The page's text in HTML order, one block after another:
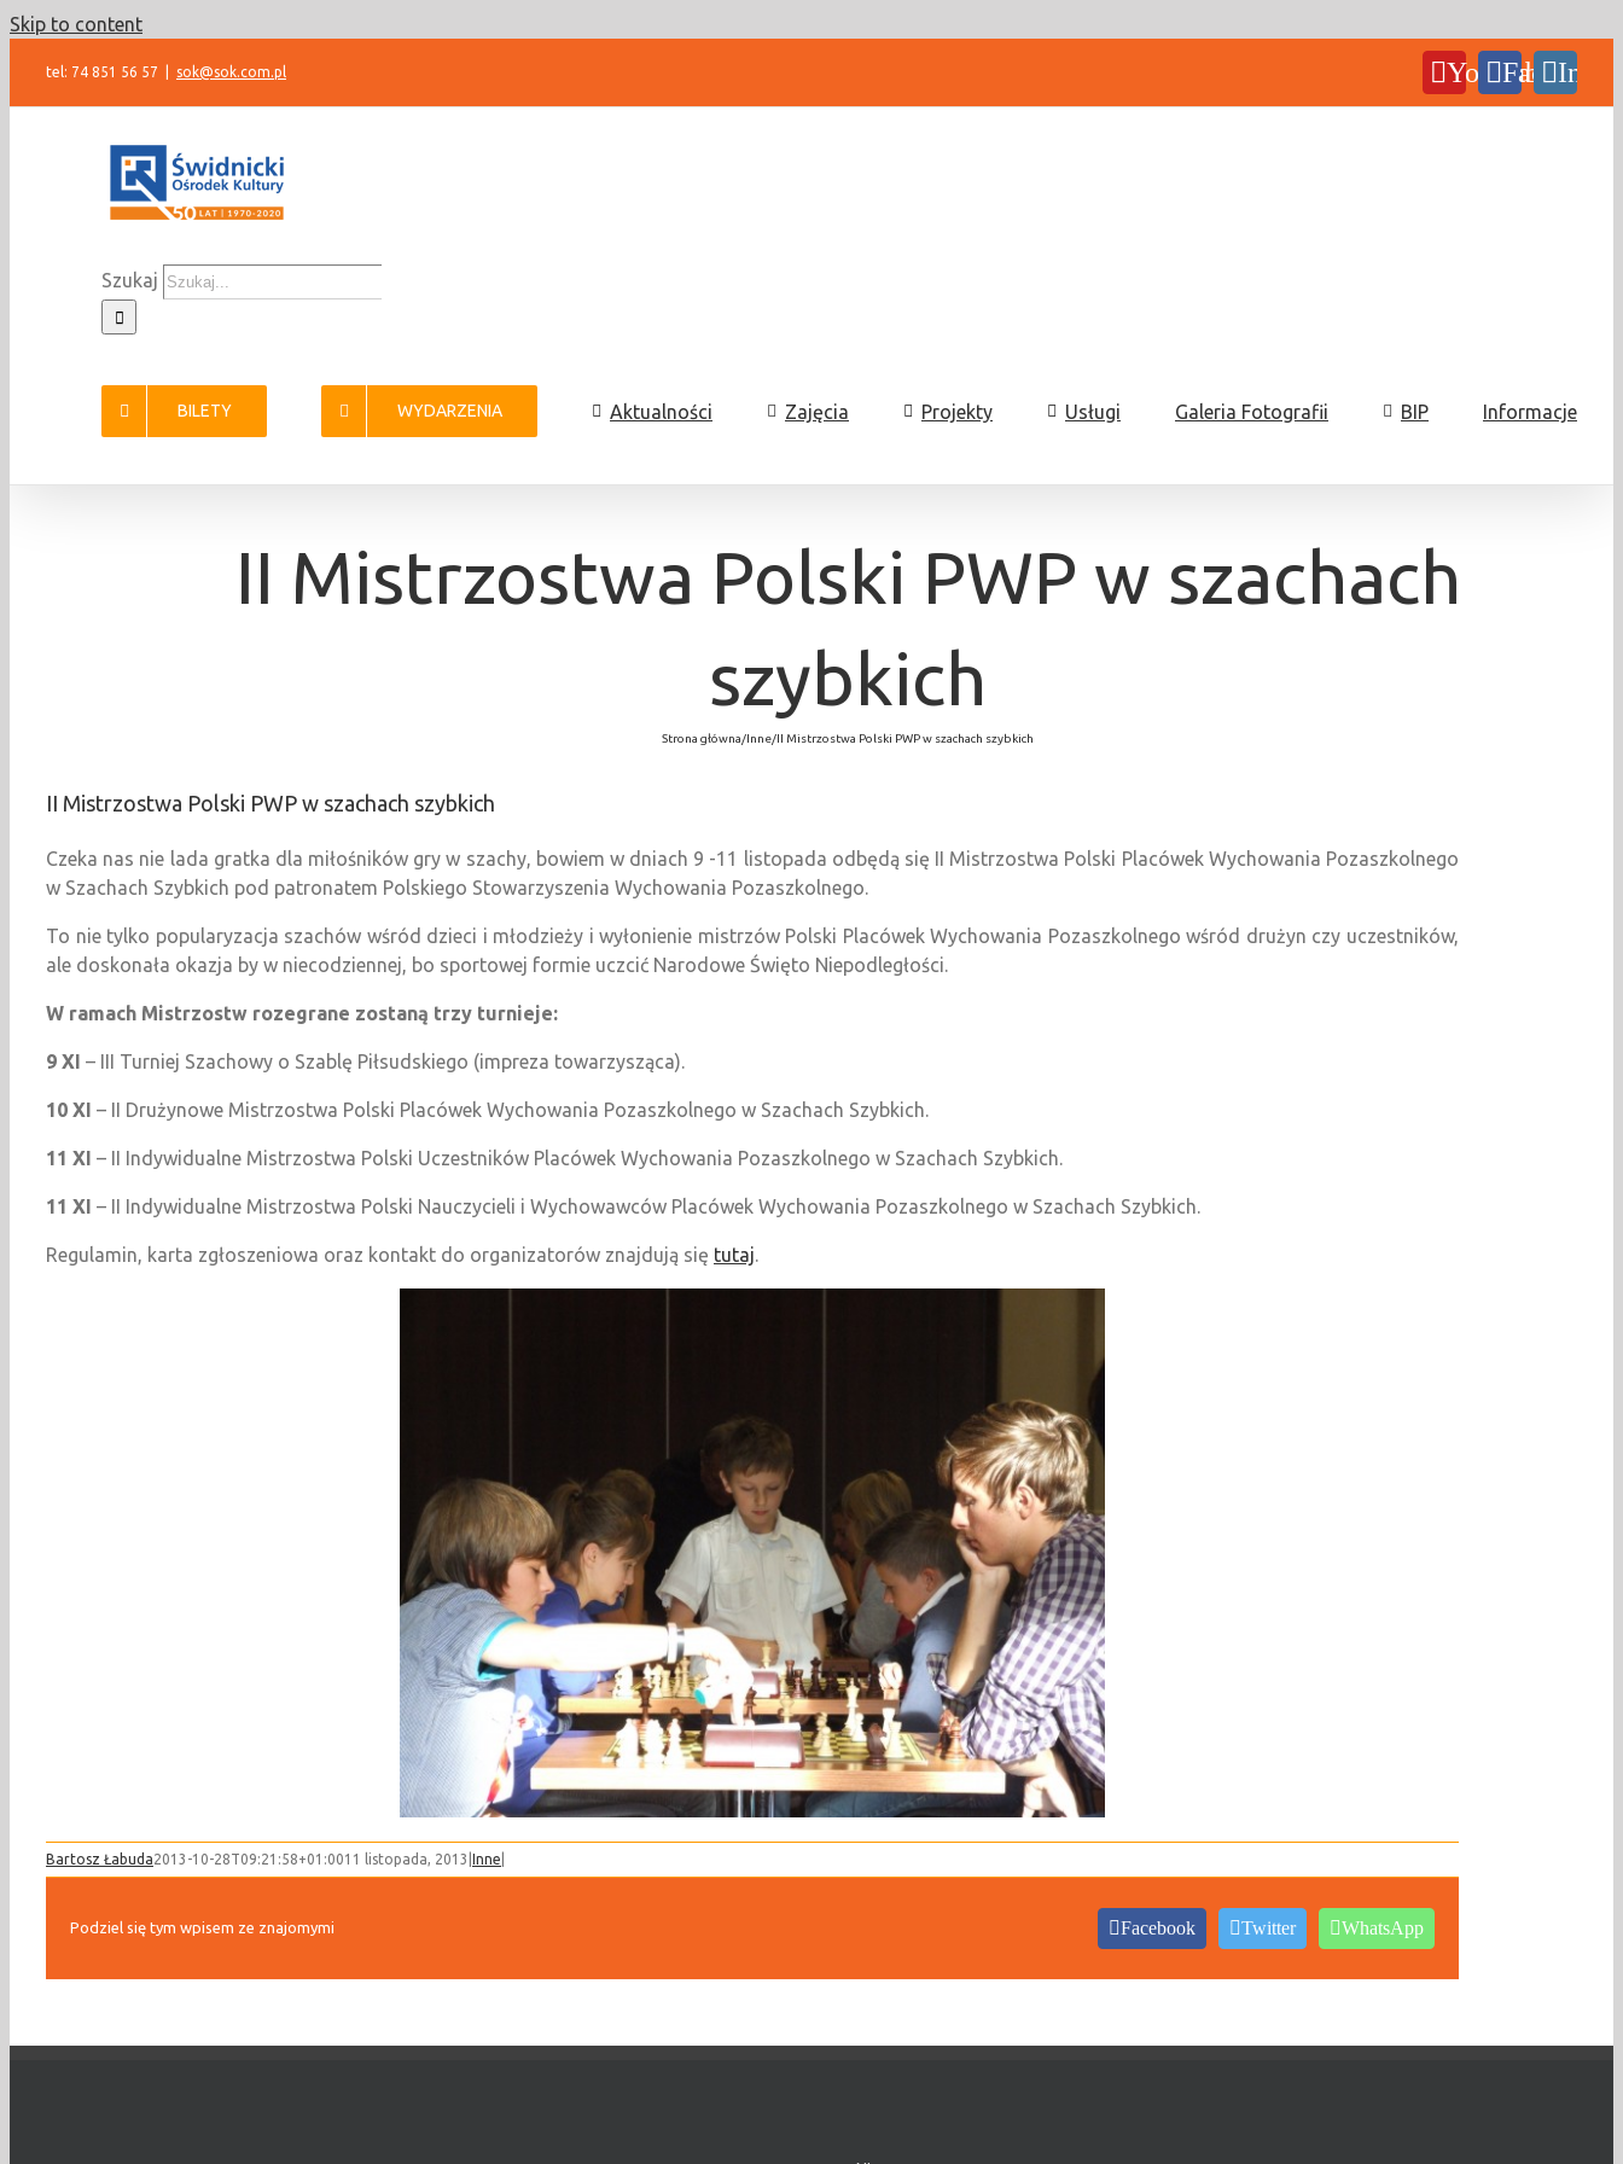
Skip to content
tel: 74 851 56 57 sok@sok.com.pl YouTubeFacebook
Szukaj
BILETY WYDARZENIA Aktualności Zajęcia Projekty Usługi Galeria Fotografii BIP Informacje
II Mistrzostwa Polski PWP w szachach
szybkich
Strona główna/Inne/II Mistrzostwa Polski PWP w szachach szybkich
II Mistrzostwa Polski PWP w szachach szybkich
Czeka nas nie lada gratka dla miłośników gry w szachy, bowiem w dniach 9 -11 listopada odbędą się II Mistrzostwa Polski Placówek Wychowania Pozaszkolnego
w Szachach Szybkich pod patronatem Polskiego Stowarzyszenia Wychowania Pozaszkolnego.
To nie tylko popularyzacja szachów wśród dzieci i młodzieży i wyłonienie mistrzów Polski Placówek Wychowania Pozaszkolnego wśród drużyn czy uczestników,
ale doskonała okazja by w niecodziennej, bo sportowej formie uczcić Narodowe Święto Niepodległości.
W ramach Mistrzostw rozegrane zostaną trzy turnieje:
9 XI – III Turniej Szachowy o Szablę Piłsudskiego (impreza towarzysząca).
10 XI – II Drużynowe Mistrzostwa Polski Placówek Wychowania Pozaszkolnego w Szachach Szybkich.
11 XI – II Indywidualne Mistrzostwa Polski Uczestników Placówek Wychowania Pozaszkolnego w Szachach Szybkich.
11 XI – II Indywidualne Mistrzostwa Polski Nauczycieli i Wychowawców Placówek Wychowania Pozaszkolnego w Szachach Szybkich.
Regulamin, karta zgłoszeniowa oraz kontakt do organizatorów znajdują się tutaj.
Bartosz Łabuda2013-10-28T09:21:58+01:0011 listopada, 2013 Inne
Podziel się tym wpisem ze znajomymi Facebook Twitter WhatsApp